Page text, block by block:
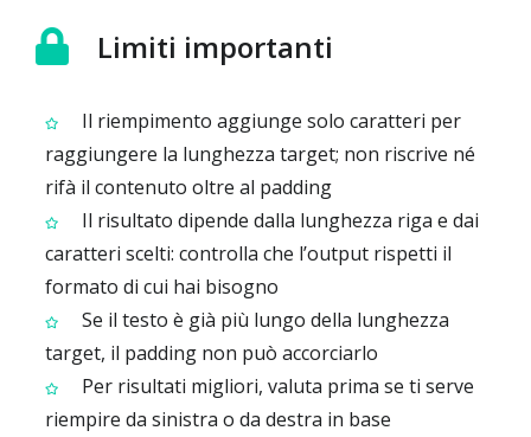
Limiti importanti
Il riempimento aggiunge solo caratteri per
raggiungere la lunghezza target; non riscrive né
rifà il contenuto oltre al padding
Il risultato dipende dalla lunghezza riga e dai
caratteri scelti: controlla che l’output rispetti il
formato di cui hai bisogno
Se il testo è già più lungo della lunghezza
target, il padding non può accorciarlo
Per risultati migliori, valuta prima se ti serve
riempire da sinistra o da destra in base